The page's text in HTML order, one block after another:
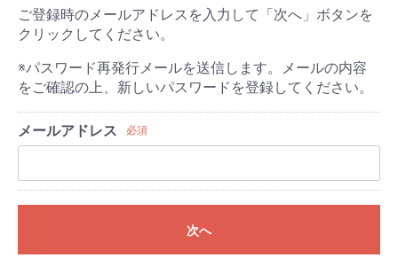
ご登録時のメールアドレスを入力して「次へ」ボタンを
クリックしてください。
※パスワード再発行メールを送信します。メールの内容
をご確認の上、新しいパスワードを登録してください。
メールアドレス 必須
次へ